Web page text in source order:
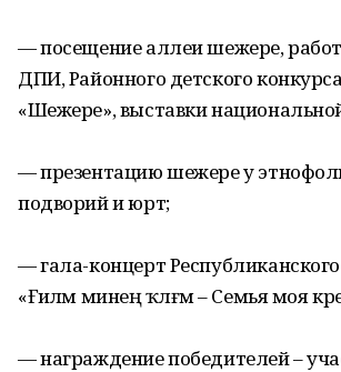
— посещение аллеи шежере,
ДПИ, Районного детского
«Шежере», выставки
— презентацию шежере у
подворий и юрт;
— гала-концерт
«Ғәиләм минең ҡәлғәм – Семья моя
— награждение победителей –